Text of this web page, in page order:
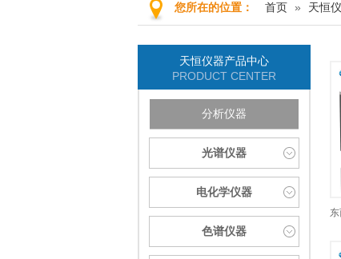
您所在的位置： 首页 » 天恒
天恒仪器产品中心
PRODUCT CENTER
分析仪器
光谱仪器
电化学仪器
色谱仪器